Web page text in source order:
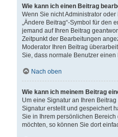
Wie kann ich einen Beitrag
Wenn Sie nicht Administrator
„Ändere Beitrag“-Symbol für den
jemand auf Ihren Beitrag
Zeitpunkt der Bearbeitungen
Moderator Ihren Beitrag
Sie, dass normale Benutzer
Nach oben
Wie kann ich meinem Beitrag
Um eine Signatur an Ihren
Signatur erstellt und gespeichert
Sie in Ihrem persönlichen
möchten, so können Sie dort